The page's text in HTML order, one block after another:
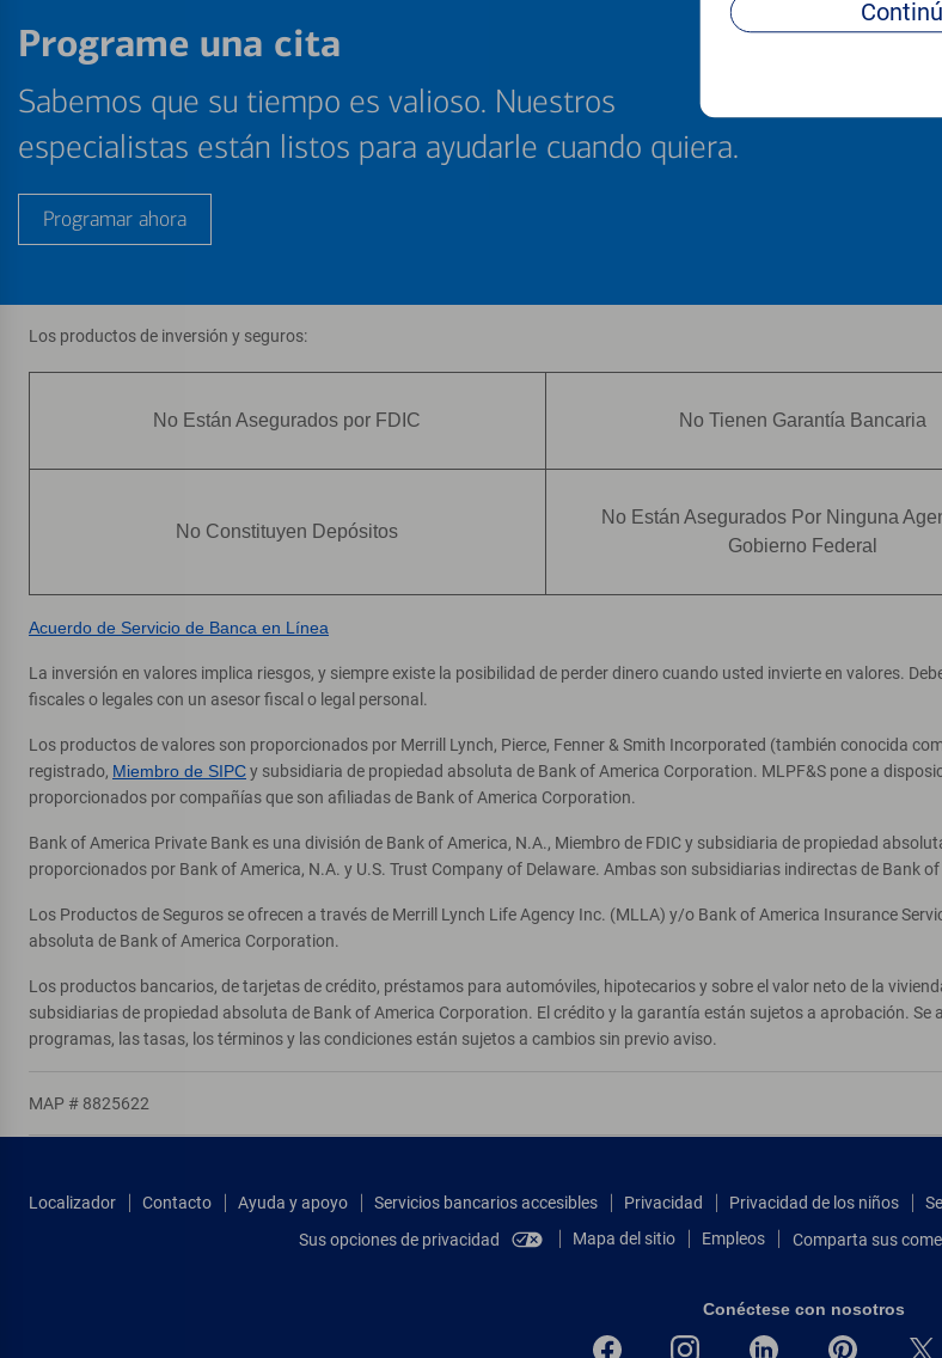
Programe una cita
Sabemos que su tiempo es valioso. Nuestros
especialistas están listos para ayudarle cuando quiera.
Programar ahora
Los productos de inversión y seguros:
No Están Asegurados por FDIC No Tienen Garantía Bancaria
No Constituyen Depósitos
No Están Asegurados Por Ninguna
Gobierno Federal
Acuerdo de Servicio de Banca en Línea
La inversión en valores implica riesgos, y siempre existe la posibilidad de perder dinero cuando usted invierte en valores.
fiscales o legales con un asesor fiscal o legal personal.
Los productos de valores son proporcionados por Merrill Lynch, Pierce, Fenner & Smith Incorporated (también conocida
registrado, Miembro de SIPCy subsidiaria de propiedad absoluta de Bank of America Corporation. MLPF&S pone a
proporcionados por compañías que son afiliadas de Bank of America Corporation.
Bank of America Private Bank es una división de Bank of America, N.A., Miembro de FDIC y subsidiaria de propiedad
proporcionados por Bank of America, N.A. y U.S. Trust Company of Delaware. Ambas son subsidiarias indirectas de Bank
Los Productos de Seguros se ofrecen a través de Merrill Lynch Life Agency Inc. (MLLA) y/o Bank of America Insurance
absoluta de Bank of America Corporation.
Los productos bancarios, de tarjetas de crédito, préstamos para automóviles, hipotecarios y sobre el valor neto de la
subsidiarias de propiedad absoluta de Bank of America Corporation. El crédito y la garantía están sujetos a aprobación.
programas, las tasas, los términos y las condiciones están sujetos a cambios sin previo aviso.
MAP # 8825622
Localizador Contacto Ayuda y apoyo Servicios bancarios accesibles Privacidad Privacidad de los niños
Sus opciones de privacidad
Mapa del sitio Empleos Comparta
Conéctese con nosotros